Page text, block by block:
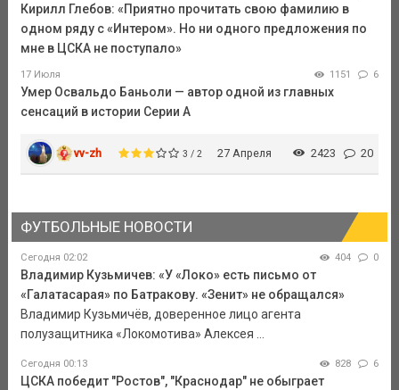
Кирилл Глебов: «Приятно прочитать свою фамилию в
одном ряду с «Интером». Но ни одного предложения по
мне в ЦСКА не поступало»
17 Июля 1151 6
Умер Освальдо Баньоли — автор одной из главных
сенсаций в истории Серии А
vv-zh 3 / 2 27 Апреля 2423 20
ФУТБОЛЬНЫЕ НОВОСТИ
Сегодня 02:02 404 0
Владимир Кузьмичев: «У «Локо» есть письмо от
«Галатасарая» по Батракову. «Зенит» не обращался»
Владимир Кузьмичёв, доверенное лицо агента
полузащитника «Локомотива» Алексея ...
Сегодня 00:13 828 6
ЦСКА победит "Ростов", "Краснодар" не обыграет